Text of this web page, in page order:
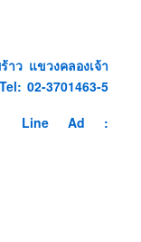
ว แขวงคลองเจ้า
02-3701463-5
Line Ad :